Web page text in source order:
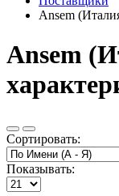
Ansem
Ansem
Сортировать:
Показывать: